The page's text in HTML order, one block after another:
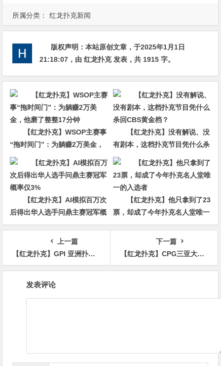
所属分类： 红龙扑克新闻
版权声明：本站原创文章，于2025年1月1日
21:18:07 ，由红龙扑克发表，共 1915 字。
【红龙扑克】WSOP主赛事
“拖时间门”：为躺赚2万美金，
他磨了整整17分钟
【红龙扑克】没有解说、没
有剧本，这档扑克节目凭什么杀
回CBS黄金档？
【红龙扑克】AI模拟百万次
后得出华人选手问鼎主赛冠军概
率仅3%
【红龙扑克】他只拿到了23
票，却成了今年扑克名人堂唯一
的入选者
上一篇
【红龙扑克】GPI 亚洲扑克嘉年华圣诞新年特别活动 JSW 演出不断 狂欢不停
下一篇
【红龙扑克】CPG三亚大师赛 | 冯华欢背靠背打进主赛八人决赛桌，邓亚维超千万记分牌遥遥领先
发表评论